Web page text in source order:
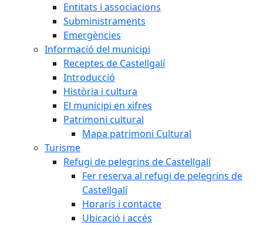
Entitats i associacions
Subministraments
Emergències
Informació del municipi
Receptes de Castellgalí
Introducció
Història i cultura
El municipi en xifres
Patrimoni cultural
Mapa patrimoni Cultural
Turisme
Refugi de pelegrins de Castellgalí
Fer reserva al refugi de pelegrins de
Castellgalí
Horaris i contacte
Ubicació i accés